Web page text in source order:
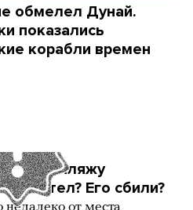
обмелел Дунай.
показались
корабли времен
по пляжу
летел? Его сбили?
от места